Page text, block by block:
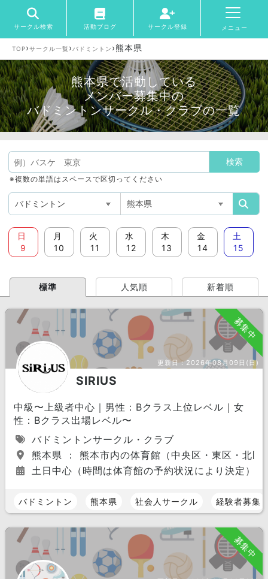
サークル検索 活動ブログ サークル登録 メニュー
TOP›サークル一覧 › バドミントン ›熊本県
熊本県で活動している
メンバー募集中の
バドミントンサークル・クラブの一覧
※複数の単語はスペースで区切ってください
日
9
月
10
火
11
水
12
木
13
金
14
土
15
標準 人気順 新着順
募集中
更新日：2026年08月09日(日)
SIRIUS
中級〜上級者中心｜男性：Bクラス上位レベル｜女
性：Bクラス出場レベル〜
バドミントンサークル・クラブ
熊本県 ： 熊本市内の体育館（中央区・東区・北区
土日中心（時間は体育館の予約状況により決定）
バドミントン 熊本県 社会人サークル 経験者募集
募集中